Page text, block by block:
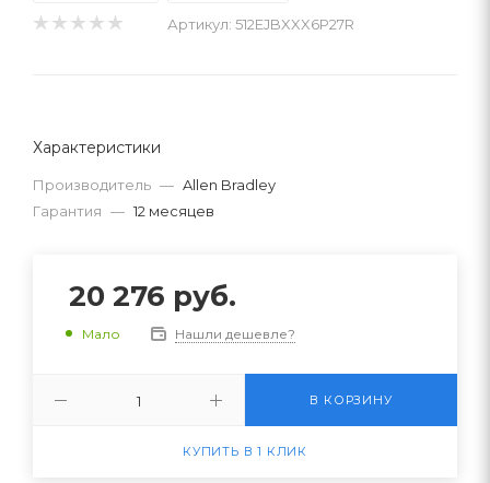
Артикул: 512EJBXXX6P27R
Характеристики
Производитель — Allen Bradley
Гарантия — 12 месяцев
20 276 руб.
Мало Нашли дешевле?
В КОРЗИНУ
КУПИТЬ В 1 КЛИК